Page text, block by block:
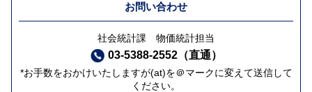
お問い合わせ
社会統計課 物価統計担当
03-5388-2552（直通）
*お手数をおかけいたしますが(at)を＠マークに変えて送信して
ください。